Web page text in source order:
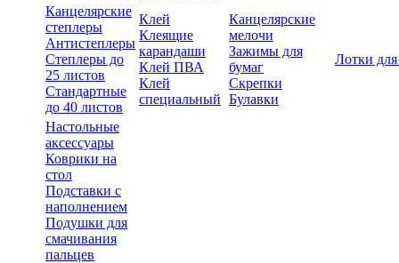
Канцелярские
степлеры
Антистеплеры
Степлеры до
25 листов
Стандартные
до 40 листов
Клей
Клеящие
карандаши
Клей ПВА
Клей
специальный
Канцелярские
мелочи
Зажимы для
бумаг
Скрепки
Булавки
Лотки
Настольные
аксессуары
Коврики на
стол
Подставки с
наполнением
Подушки для
смачивания
пальцев